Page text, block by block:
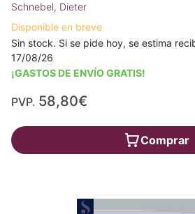
Schnebel, Dieter
Disponible en breve
Sin stock. Si se pide hoy, se estima
17/08/26
¡GASTOS DE ENVÍO GRATIS!
PVP. 58,80€
Comprar